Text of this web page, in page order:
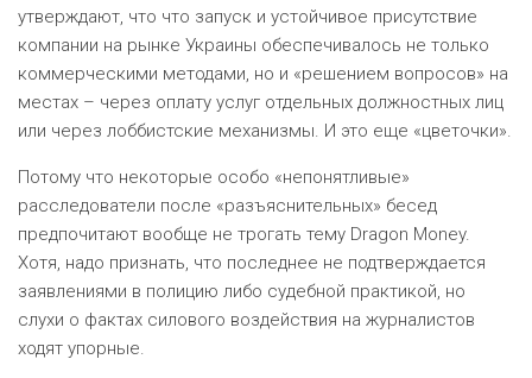
утверждают, что что запуск и устойчивое присутствие
компании на рынке Украины обеспечивалось не только
коммерческими методами, но и «решением вопросов» на
местах – через оплату услуг отдельных должностных лиц
или через лоббистские механизмы. И это еще «цветочки».
Потому что некоторые особо «непонятливые»
расследователи после «разъяснительных» бесед
предпочитают вообще не трогать тему Dragon Money.
Хотя, надо признать, что последнее не подтверждается
заявлениями в полицию либо судебной практикой, но
слухи о фактах силового воздействия на журналистов
ходят упорные.